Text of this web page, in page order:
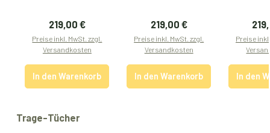
Regulärer Preis:
219,00 €
Preise inkl. MwSt. zzgl.
Versandkosten
In den Warenkorb
Regulärer Preis:
219,00 €
Preise inkl. MwSt. zzgl.
Versandkosten
In den Warenkorb
Preise
In den
Produktgalerie überspringen
Trage-Tücher